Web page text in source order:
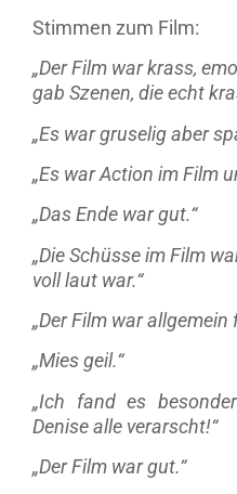
Stimmen zum Film:
„Der Film war krass,
gab Szenen, die echt
„Es war gruselig aber
„Es war Action im Film
„Das Ende war gut.“
„Die Schüsse im Film
voll laut war.“
„Der Film war
„Mies geil.“
„Ich fand es
Denise alle verarscht!“
„Der Film war gut.“